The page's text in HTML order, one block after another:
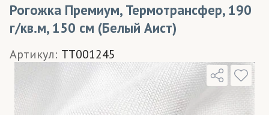
Рогожка Премиум, Термотрансфер, 190
г/кв.м, 150 см (Белый Аист)
Артикул: TT001245